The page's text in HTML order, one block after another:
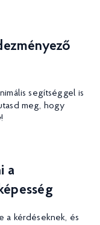
segítséggel is
meg, hogy
a
a kérdéseknek, és